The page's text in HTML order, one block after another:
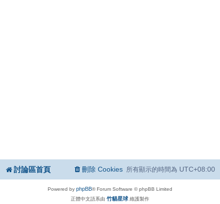
討論區首頁 所有顯示的時間為 UTC+08:00
刪除 Cookies
Powered by phpBB® Forum Software © phpBB Limited
正體中文語系由 竹貓星球 維護製作